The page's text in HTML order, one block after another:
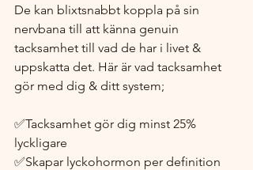
De kan blixtsnabbt koppla på sin
nervbana till att känna genuin
tacksamhet till vad de har i livet &
uppskatta det. Här är vad tacksamhet
gör med dig & ditt system;
✅Tacksamhet gör dig minst 25%
lyckligare
✅Skapar lyckohormon per definition